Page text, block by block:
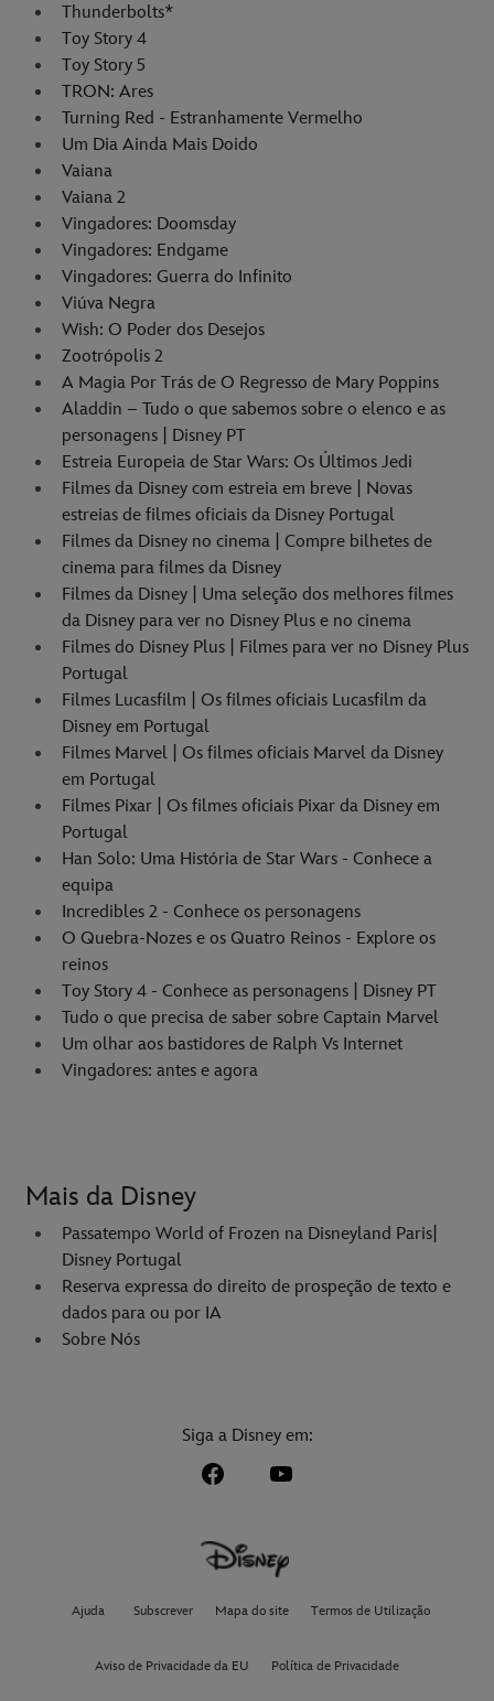
Thunderbolts*
Toy Story 4
Toy Story 5
TRON: Ares
Turning Red - Estranhamente Vermelho
Um Dia Ainda Mais Doido
Vaiana
Vaiana 2
Vingadores: Doomsday
Vingadores: Endgame
Vingadores: Guerra do Infinito
Viúva Negra
Wish: O Poder dos Desejos
Zootrópolis 2
A Magia Por Trás de O Regresso de Mary Poppins
Aladdin – Tudo o que sabemos sobre o elenco e as
personagens | Disney PT
Estreia Europeia de Star Wars: Os Últimos Jedi
Filmes da Disney com estreia em breve | Novas
estreias de filmes oficiais da Disney Portugal
Filmes da Disney no cinema | Compre bilhetes de
cinema para filmes da Disney
Filmes da Disney | Uma seleção dos melhores filmes
da Disney para ver no Disney Plus e no cinema
Filmes do Disney Plus | Filmes para ver no Disney Plus
Portugal
Filmes Lucasfilm | Os filmes oficiais Lucasfilm da
Disney em Portugal
Filmes Marvel | Os filmes oficiais Marvel da Disney
em Portugal
Filmes Pixar | Os filmes oficiais Pixar da Disney em
Portugal
Han Solo: Uma História de Star Wars - Conhece a
equipa
Incredibles 2 - Conhece os personagens
O Quebra-Nozes e os Quatro Reinos - Explore os
reinos
Toy Story 4 - Conhece as personagens | Disney PT
Tudo o que precisa de saber sobre Captain Marvel
Um olhar aos bastidores de Ralph Vs Internet
Vingadores: antes e agora
Mais da Disney
Passatempo World of Frozen na Disneyland Paris|
Disney Portugal
Reserva expressa do direito de prospeção de texto e
dados para ou por IA
Sobre Nós
Siga a Disney em:
Ajuda Subscrever Mapa do site Termos de Utilização
Aviso de Privacidade da EU Política de Privacidade